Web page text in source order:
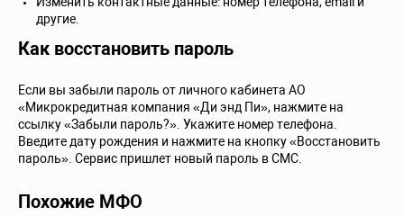
другие.
Как восстановить пароль
Если вы забыли пароль от личного кабинета АО
«Микрокредитная компания «Ди энд Пи», нажмите на
ссылку «Забыли пароль?». Укажите номер телефона.
Введите дату рождения и нажмите на кнопку «Восстановить
пароль». Сервис пришлет новый пароль в СМС.
Похожие МФО